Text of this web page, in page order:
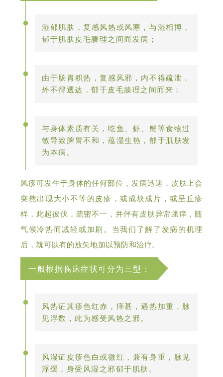
湿郁肌肤，复感风热或风寒，与湿相博，
郁于肌肤皮毛腠理之间而发病；
由于肠胃积热，复感风邪，内不得疏泄，
外不得透达，郁于皮毛腠理之间而来；
与身体素质有关，吃鱼、虾、蟹等食物过
敏导致脾胃不和，蕴湿生热，郁于肌肤发
为本病。
风疹可发生于身体的任何部位，发病迅速，皮肤上会
突然出现大小不等的皮疹，或成块成片，或呈丘疹
样，此起彼伏，疏密不一，并伴有皮肤异常瘙痒，随
气候冷热而减轻或加剧。当我们了解了发病的机理
后，就可以有的放矢地加以预防和治疗。
一般根据临床症状可分为三型：
风热证其疹色红赤，痒甚，遇热加重，脉
见浮数，此为感受风热之邪。
风湿证皮疹色白或微红，兼有身重，脉见
浮缓，身受风湿之邪郁于肌肤。